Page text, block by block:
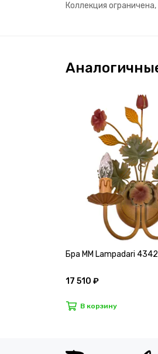
Коллекция
Бра MM Lampadari
17 510 ₽
В корзину